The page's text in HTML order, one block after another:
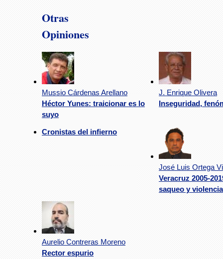
Otras
Opiniones
Mussio Cárdenas Arellano
Héctor Yunes: traicionar es lo
suyo
J. Enrique Olivera
Inseguridad,
Cronistas del infierno
José Luis Ortega
Veracruz 2005-
saqueo y violencia
Aurelio Contreras Moreno
Rector espurio